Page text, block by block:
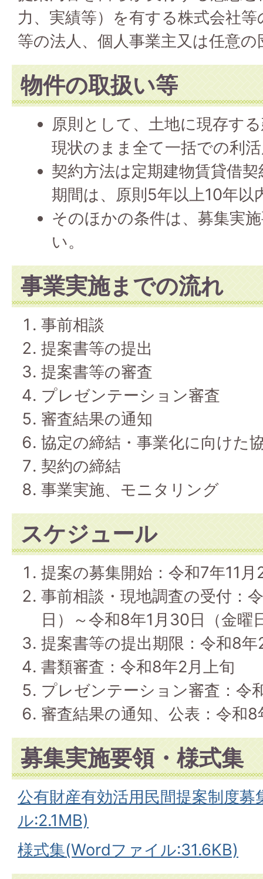
力、実績等）を有する株式会社
等の法人、個人事業主又は任意
物件の取扱い等
原則として、土地に現存す
現状のまま全て一括での利
契約方法は定期建物賃貸借
期間は、原則5年以上10年以
そのほかの条件は、募集実
い。
事業実施までの流れ
事前相談
提案書等の提出
提案書等の審査
プレゼンテーション審査
審査結果の通知
協定の締結・事業化に向けた
契約の締結
事業実施、モニタリング
スケジュール
提案の募集開始：令和7年11
事前相談・現地調査の受付：
日）～令和8年1月30日（金曜
提案書等の提出期限：令和8
書類審査：令和8年2月上旬
プレゼンテーション審査：令
審査結果の通知、公表：令和8
募集実施要領・様式集
公有財産有効活用民間提案制度
ル:2.1MB)
様式集(Wordファイル:31.6KB)